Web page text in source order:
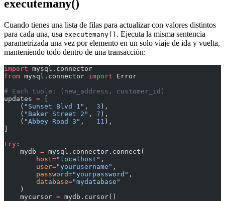
executemany()
Cuando tienes una lista de filas para actualizar con valores distintos
para cada una, usa executemany() . Ejecuta la misma sentencia
parametrizada una vez por elemento en un solo viaje de ida y vuelta,
manteniendo todo dentro de una transacción:
import mysql.connector
from mysql.connector import Error
# Each tuple: (new_address, customer_id)
updates =
    (
"Sunset Blvd 1" , 3 ),
    (
"Baker Street 2" , 7 ),
    (
"Abbey Road 3" , 11 ),
try :
    mydb
= mysql.connector.connect(
        host
="localhost" ,
        user
="yourusername" ,
        password
="yourpassword" ,
        database
="mydatabase"
    )
    mycursor
= mydb.cursor()